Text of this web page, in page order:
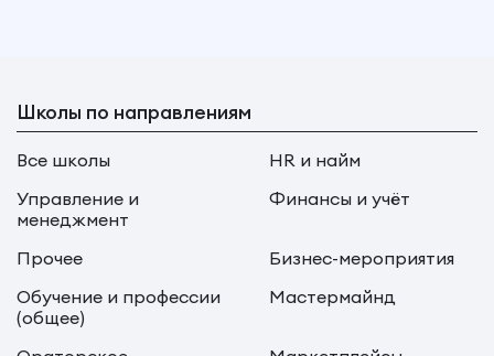
Школы по направлениям
Все школы
HR и найм
Управление и
менеджмент
Финансы и учёт
Прочее
Бизнес-мероприятия
Обучение и профессии
(общее)
Мастермайнд